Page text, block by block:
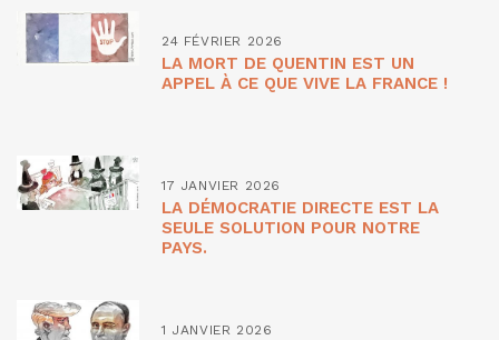
24 FÉVRIER 2026
LA MORT DE QUENTIN EST UN
APPEL À CE QUE VIVE LA FRANCE !
17 JANVIER 2026
LA DÉMOCRATIE DIRECTE EST LA
SEULE SOLUTION POUR NOTRE
PAYS.
1 JANVIER 2026